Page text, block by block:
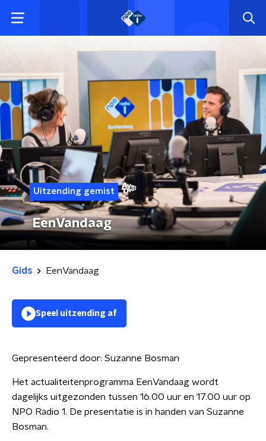
Uitzending gemist
EenVandaag
Gids EenVandaag
Speel uitzending af
Gepresenteerd door: Suzanne Bosman
Het actualiteitenprogramma EenVandaag wordt
dagelijks uitgezonden tussen 16.00 uur en 17.00 uur op
NPO Radio 1. De presentatie is in handen van Suzanne
Bosman.